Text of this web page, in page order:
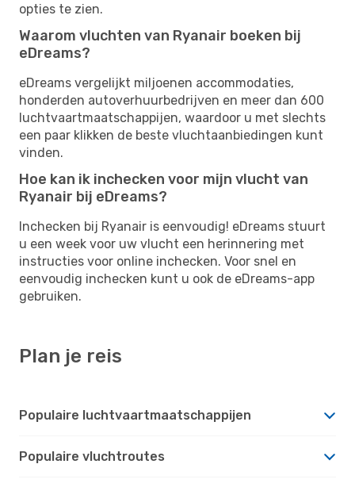
opties te zien.
Waarom vluchten van Ryanair boeken bij
eDreams?
eDreams vergelijkt miljoenen accommodaties,
honderden autoverhuurbedrijven en meer dan 600
luchtvaartmaatschappijen, waardoor u met slechts
een paar klikken de beste vluchtaanbiedingen kunt
vinden.
Hoe kan ik inchecken voor mijn vlucht van
Ryanair bij eDreams?
Inchecken bij Ryanair is eenvoudig! eDreams stuurt
u een week voor uw vlucht een herinnering met
instructies voor online inchecken. Voor snel en
eenvoudig inchecken kunt u ook de eDreams-app
gebruiken.
Plan je reis
Populaire luchtvaartmaatschappijen
Populaire vluchtroutes